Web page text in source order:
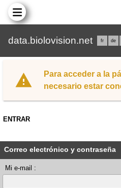
data.biolovision.net fr de
Para acceder a la
necesario estar
ENTRAR
Correo electrónico y contraseña
Mi e-mail :